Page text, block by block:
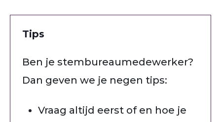
Tips
Ben je stembureaumedewerker?
Dan geven we je negen tips:
Vraag altijd eerst of en hoe je